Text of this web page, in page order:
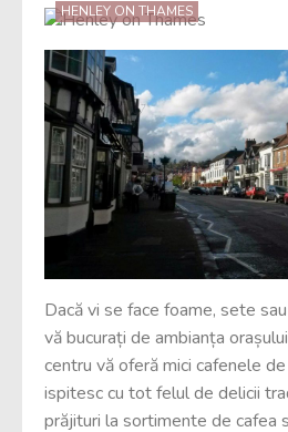
HENLEY ON THAMES
Dacă vi se face foame, sete
vă bucurați de ambianța
centru vă oferă mici cafenele
ispitesc cu tot felul de delicii
prăjituri la sortimente de cafea